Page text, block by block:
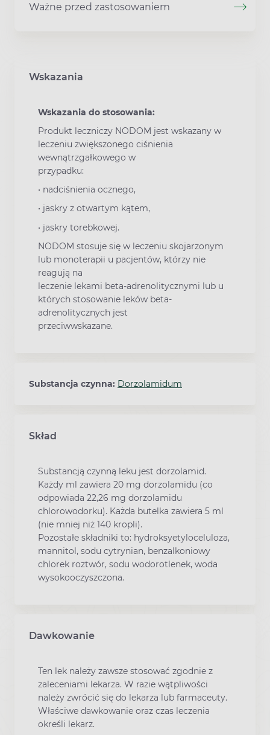
Ważne przed zastosowaniem
Wskazania
Wskazania do stosowania:
Produkt leczniczy NODOM jest wskazany w
leczeniu zwiększonego ciśnienia
wewnątrzgałkowego w
przypadku:
• nadciśnienia ocznego,
• jaskry z otwartym kątem,
• jaskry torebkowej.
NODOM stosuje się w leczeniu skojarzonym
lub monoterapii u pacjentów, którzy nie
reagują na
leczenie lekami beta-adrenolitycznymi lub u
których stosowanie leków beta-
adrenolitycznych jest
przeciwwskazane.
Substancja czynna: Dorzolamidum
Skład
Substancją czynną leku jest dorzolamid.
Każdy ml zawiera 20 mg dorzolamidu (co
odpowiada 22,26 mg dorzolamidu
chlorowodorku). Każda butelka zawiera 5 ml
(nie mniej niż 140 kropli).
Pozostałe składniki to: hydroksyetyloceluloza,
mannitol, sodu cytrynian, benzalkoniowy
chlorek roztwór, sodu wodorotlenek, woda
wysokooczyszczona.
Dawkowanie
Ten lek należy zawsze stosować zgodnie z
zaleceniami lekarza. W razie wątpliwości
należy zwrócić się do lekarza lub farmaceuty.
Właściwe dawkowanie oraz czas leczenia
określi lekarz.